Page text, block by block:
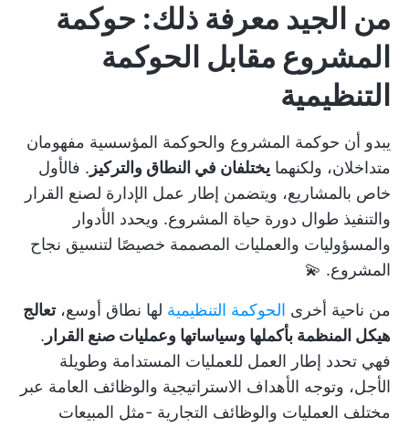
من الجيد معرفة ذلك: حوكمة
المشروع مقابل الحوكمة
التنظيمية
يبدو أن حوكمة المشروع والحوكمة المؤسسية مفهومان
متداخلان، ولكنهما يختلفان في النطاق والتركيز . فالأول
خاص بالمشاريع، ويتضمن إطار عمل الإدارة لصنع القرار
والتنفيذ طوال دورة حياة المشروع. ويحدد الأدوار
والمسؤوليات والعمليات المصممة خصيصًا لتنسيق نجاح
المشروع. 💫
من ناحية أخرى الحوكمة التنظيمية لها نطاق أوسع،تعالج
هيكل المنظمة بأكملها وسياساتها وعمليات صنع القرار .
فهي تحدد إطار العمل للعمليات المستدامة وطويلة
الأجل، وتوجه الأهداف الاستراتيجية والوظائف العامة عبر
مختلف العمليات والوظائف التجارية -مثل المبيعات